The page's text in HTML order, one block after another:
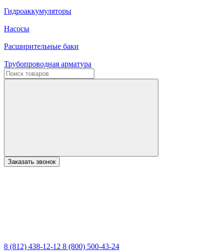
Гидроаккумуляторы
Насосы
Расширительные баки
Трубопроводная арматура
Заказать звонок
8 (812) 438-12-12 8 (800) 500-43-24